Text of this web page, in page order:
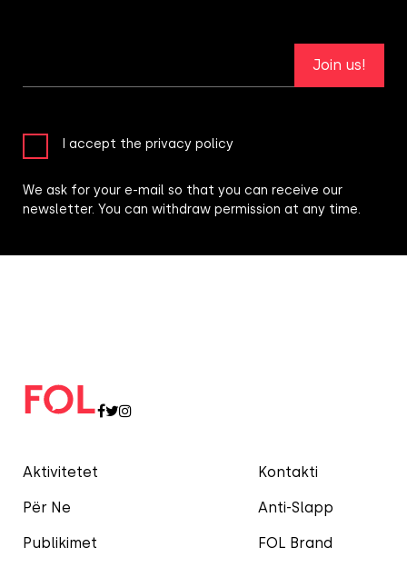
Aktivitetet
Për Ne
Publikimet
Kontakti
Anti-Slapp
FOL Brand
Join us!
I accept the privacy policy
We ask for your e-mail so that you can receive our
newsletter. You can withdraw permission at any time.